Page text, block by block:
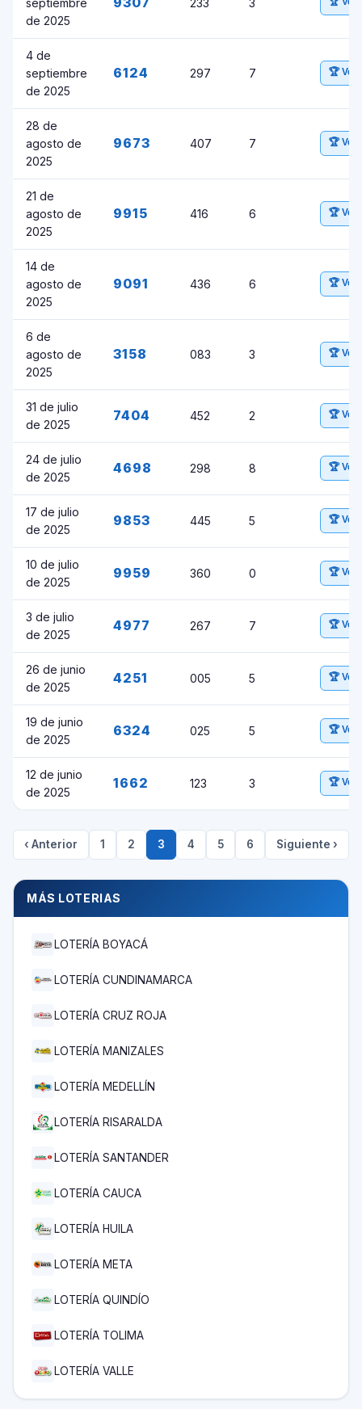
septiembre
de 2025
233 3
4 de
septiembre
de 2025
6124 297 7 🏆 Ver
28 de
agosto de
2025
9673 407 7 🏆 Ver
21 de
agosto de
2025
9915 416 6 🏆 Ver
14 de
agosto de
2025
9091 436 6 🏆 Ver
6 de
agosto de
2025
3158 083 3 🏆 Ver
31 de julio
de 2025
7404 452 2 🏆 Ver
24 de julio
de 2025
4698 298 8 🏆 Ver
17 de julio
de 2025
9853 445 5 🏆 Ver
10 de julio
de 2025
9959 360 0 🏆 Ver
3 de julio
de 2025
4977 267 7 🏆 Ver
26 de junio
de 2025
4251 005 5 🏆 Ver
19 de junio
de 2025
6324 025 5 🏆 Ver
12 de junio
de 2025
1662 123 3 🏆 Ver
‹ Anterior 1 2 3 4 5 6 Siguiente ›
MÁS LOTERIAS
LOTERÍA BOYACÁ
LOTERÍA CUNDINAMARCA
LOTERÍA CRUZ ROJA
LOTERÍA MANIZALES
LOTERÍA MEDELLÍN
LOTERÍA RISARALDA
LOTERÍA SANTANDER
LOTERÍA CAUCA
LOTERÍA HUILA
LOTERÍA META
LOTERÍA QUINDÍO
LOTERÍA TOLIMA
LOTERÍA VALLE